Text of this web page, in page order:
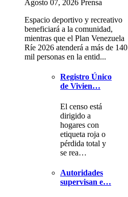
Agosto 07, 2026 Prensa
Espacio deportivo y recreativo
beneficiará a la comunidad,
mientras que el Plan Venezuela
Ríe 2026 atenderá a más de 140
mil personas en la entid...
Registro Único
de Vivien…
El censo está
dirigido a
hogares con
etiqueta roja o
pérdida total y
se rea…
Autoridades
supervisan e…